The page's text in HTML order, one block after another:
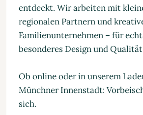
entdeckt. Wir arbeiten mit
regionalen Partnern und
Familienunternehmen – für
besonderes Design und
Ob online oder in unserem
Münchner Innenstadt:
sich.